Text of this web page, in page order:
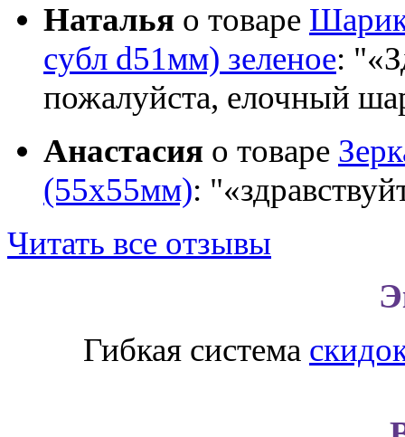
Наталья о товаре
субл d51мм) зеленое:
пожалуйста, елочный
Анастасия о товаре
(55х55мм):
Читать все отзывы
Гибкая система